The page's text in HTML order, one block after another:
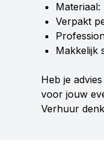
Materiaal:
Verpakt
Makkelijk
Heb je
voor jouw
Verhuur